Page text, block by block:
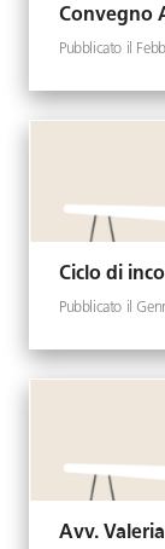
Convegno
Ciclo di
Avv.